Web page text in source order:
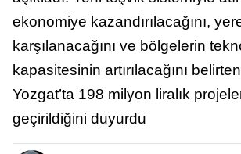
ekonomiye kazandırılacağını,
karşılanacağını ve bölgelerin
kapasitesinin artırılacağını
Yozgat’ta 198 milyon liralık
geçirildiğini duyurdu